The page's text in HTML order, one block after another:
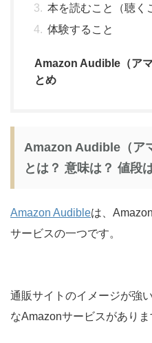
本を読むこと（聴く
体験すること
Amazon Audible（ア
とめ
Amazon Audible（ア
とは？ 意味は？ 値段
Amazon Audibleは、
サービスの一つです。
通販サイトのイメージが強
なAmazonサービスがありま